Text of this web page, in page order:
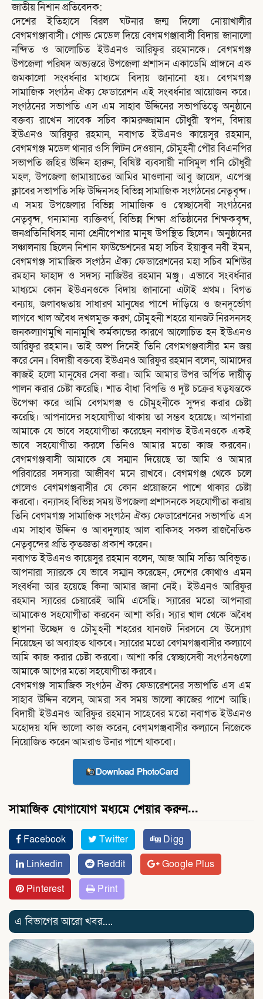
জাতীয় নিশান প্রতিবেদক:
দেশের ইতিহাসে বিরল ঘটনার জন্ম দিলো নোয়াখালীর
বেগমগঞ্জাবাসী। গোল্ড মেডেল দিয়ে বেগমগঞ্জাবাসী বিদায় জানালো
নন্দিত ও আলোচিত ইউএনও আরিফুর রহমানকে। বেগমগঞ্জ
উপজেলা পরিষদ অভ্যন্তরে উপজেলা প্রশাসন একাডেমি প্রাঙ্গনে এক
জমকালো সংবর্ধনার মাধ্যমে বিদায় জানানো হয়। বেগমগঞ্জ
সামাজিক সংগঠন ঐক্য ফেডারেশন এই সংবর্ধনার আয়োজন করে।
সংগঠনের সভাপতি এস এম সাহাব উদ্দিনের সভাপতিত্বে অনুষ্ঠানে
বক্তব্য রাখেন সাবেক সচিব কামরুজ্জামান চৌধুরী স্বপন, বিদায়
ইউএনও আরিফুর রহমান, নবাগত ইউএনও কায়েসুর রহমান,
বেগমগঞ্জ মডেল থানার ওসি লিটন দেওয়ান, চৌমুহনী পৌর বিএনপির
সভাপতি জহির উদ্দিন হারুন, বিষিষ্ট ব্যবসায়ী নাসিমুল গনি চৌধুরী
মহল, উপজেলা জামায়াতের আমির মাওলানা আবু জায়েদ, এপেক্স
ক্লাবের সভাপতি সফি উদ্দিনসহ বিভিন্ন সামাজিক সংগঠনের নেতৃবৃন্দ।
এ সময় উপজেলার বিভিন্ন সামাজিক ও স্বেচ্ছাসেবী সংগঠনের
নেতৃবৃন্দ, গন্যমান্য ব্যক্তিবর্গ, বিভিন্ন শিক্ষা প্রতিষ্ঠানের শিক্ষকবৃন্দ,
জনপ্রতিনিধিসহ নানা শ্রেনীপেশার মানুষ উপস্থিত ছিলেন। অনুষ্ঠানের
সঞ্চালনায় ছিলেন নিশান ফাউন্ডেশনের মহা সচিব ইয়াকুব নবী ইমন,
বেগমগঞ্জ সামাজিক সংগঠন ঐক্য ফেডারেশনের মহা সচিব মশিউর
রমহান ফাহাদ ও সদস্য নাজিউর রহমান মঞ্জু। এভাবে সংবর্ধনার
মাধ্যমে কোন ইউএনওকে বিদায় জানানো এটাই প্রথম। বিগত
বন্যায়, জলাবদ্ধতায় সাধারণ মানুষের পাশে দাঁড়িয়ে ও জনদূর্ভোগ
লাগবে খাল অবৈধ দখলমুক্ত করণ, চৌমুহনী শহরে যানজট নিরসনসহ
জনকল্যাণমুখি নানামুখি কর্মকান্ডের কারণে আলোচিত হন ইউএনও
আরিফুর রহমান। তাই অল্প দিনেই তিনি বেগমগঞ্জবাসীর মন জয়
করে নেন। বিদায়ী বক্তব্যে ইউএনও আরিফুর রহমান বলেন, আমাদের
কাজই হলো মানুষের সেবা করা। আমি আমার উপর অর্পিত দায়ীত্ব
পালন করার চেষ্টা করেছি। শাত বাঁধা বিপত্তি ও দুষ্ট চক্রের ষড়যন্তকে
উপেক্ষা করে আমি বেগমগঞ্জ ও চৌমুহনীকে সুন্দর করার চেষ্টা
করেছি। আপনাদের সহযোগীতা থাকায় তা সম্ভব হয়েছে। আপনারা
আমাকে যে ভাবে সহযোগীতা করেছেন নবাগত ইউএনওকে একই
ভাবে সহযোগীতা করলে তিনিও আমার মতো কাজ করবেন।
বেগমগঞ্জবাসী আমাকে যে সম্মান দিয়েছে তা আমি ও আমার
পরিবারের সদস্যরা আজীবণ মনে রাখবে। বেগমগঞ্জ থেকে চলে
গেলেও বেগমগঞ্জবাসীর যে কোন প্রয়োজনে পাশে থাকার চেষ্টা
করবো। বন্যাসহ বিভিন্ন সময় উপজেলা প্রশাসনকে সহযোগীতা করায়
তিনি বেগমগঞ্জ সামাজিক সংগঠন ঐক্য ফেডারেশনের সভাপতি এস
এম সাহাব উদ্দিন ও আবদুল্যাহ আল বাকিসহ সকল রাজনৈতিক
নেতৃবৃন্দের প্রতি কৃতজ্ঞতা প্রকাশ করেন।
নবাগত ইউএনও কায়েসুর রহমান বলেন, আজ আমি সত্যি অবিভূত।
আপনারা স্যারকে যে ভাবে সম্মান করেছেন, দেশের কোথাও এমন
সংবর্ধনা আর হয়েছে কিনা আমার জানা নেই। ইউএনও আরিফুর
রহমান স্যারের চেয়ারেই আমি এসেছি। স্যারের মতো আপনারা
আমাকেও সহযোগীতা করবেন আশা করি। স্যার খাল থেকে অবৈধ
স্থাপনা উচ্ছেদ ও চৌমুহনী শহরের যানজট নিরসনে যে উদ্যোগ
নিয়েছেন তা অব্যাহত থাকবে। স্যারের মতো বেগমগঞ্জবাসীর কল্যাণে
আমি কাজ করার চেষ্টা করবো। আশা করি স্বেচ্ছাসেবী সংগঠনগুলো
আমাকে আগের মতো সহযোগীতা করবে।
বেগমগঞ্জ সামাজিক সংগঠন ঐক্য ফেডারেশনের সভাপতি এস এম
সাহাব উদ্দিন বলেন, আমরা সব সময় ভালো কাজের পাশে আছি।
বিদায়ী ইউএনও আরিফুর রহমান সাহেবের মতো নবাগত ইউএনও
মহোদয় যদি ভালো কাজ করেন, বেগমগঞ্জবাসীর কল্যানে নিজেকে
নিয়োজিত করেন আমরাও উনার পাশে থাকবো।
Download PhotoCard
সামাজিক যোগাযোগ মধ্যমে শেয়ার করুন...
Facebook Twitter
Digg
Linkedin
Reddit
Google Plus
Pinterest
Print
এ বিভাগের আরো খবর....